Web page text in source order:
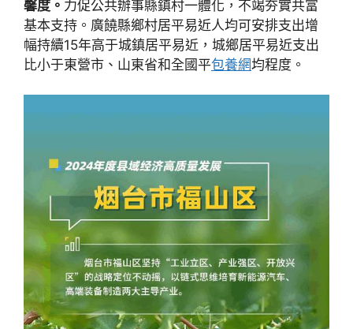
馨度。 力促公共辦事縣鎮村一體化，不竭夯實共富
基本支持。廣饒縣鄉村居平易近人均可安排支出增
幅持續15年高于城鎮居平易近，城鄉居平易近支出
比小于東營市、山東省和全國平包養網均程度。